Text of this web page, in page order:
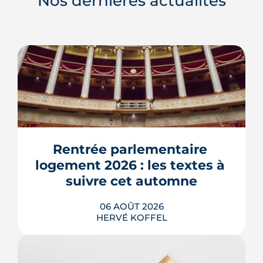
Rentrée parlementaire
logement 2026 : les textes à
suivre cet automne
06 AOÛT 2026
HERVÉ KOFFEL